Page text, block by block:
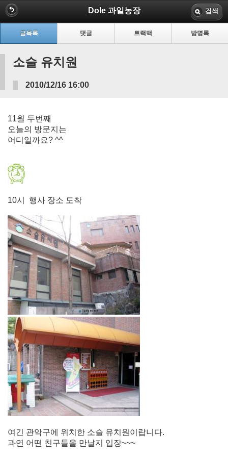
Dole 과일농장 검색
글목록 댓글 트랙백 방명록
소슬 유치원
2010/12/16 16:00
11월 두번째
오늘의 방문지는
어디일까요? ^^
10시 행사 장소 도착
여긴 관악구에 위치한 소슬 유치원이랍니다.
과연 어떤 친구들을 만날지 입장~~~